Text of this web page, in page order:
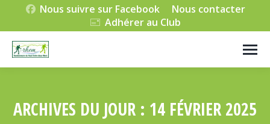
Nous suivre sur Facebook
Nous contacter
Adhérer au Club
ARCHIVES DU JOUR : 14 FÉVRIER 2025